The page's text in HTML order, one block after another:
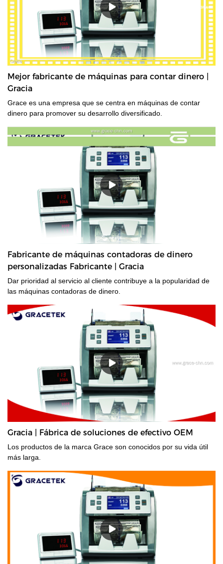
Mejor fabricante de máquinas para contar dinero |
Gracia
Grace es una empresa que se centra en máquinas de contar
dinero para promover su desarrollo diversificado.
Fabricante de máquinas contadoras de dinero
personalizadas Fabricante | Gracia
Dar prioridad al servicio al cliente contribuye a la popularidad de
las máquinas contadoras de dinero.
Gracia | Fábrica de soluciones de efectivo OEM
Los productos de la marca Grace son conocidos por su vida útil
más larga.